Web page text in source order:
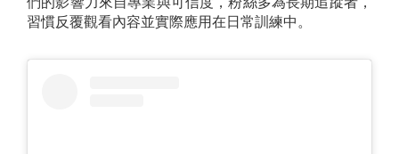
習慣反覆觀看內容並實際應用在日常訓練中。